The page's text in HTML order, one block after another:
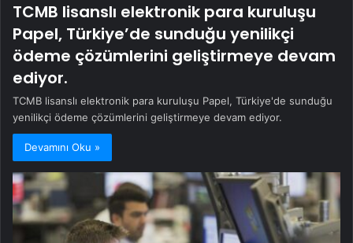
TCMB lisanslı elektronik para kuruluşu
Papel, Türkiye’de sunduğu yenilikçi
ödeme çözümlerini geliştirmeye devam
ediyor.
TCMB lisanslı elektronik para kuruluşu Papel, Türkiye'de sunduğu
yenilikçi ödeme çözümlerini geliştirmeye devam ediyor.
Devamını Oku »